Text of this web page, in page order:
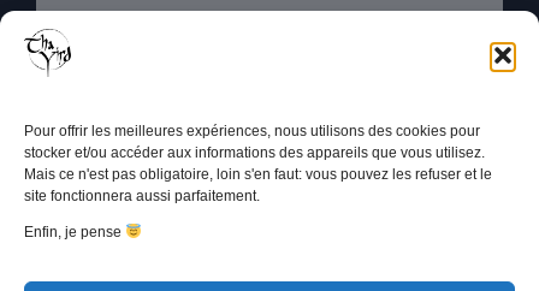
Pour offrir les meilleures expériences, nous utilisons des cookies pour
stocker et/ou accéder aux informations des appareils que vous utilisez.
Mais ce n'est pas obligatoire, loin s'en faut: vous pouvez les refuser et le
site fonctionnera aussi parfaitement.
Enfin, je pense
Tha Yirdvit dans le monde coopératif et fait partie de la
ScopCAE Mosaïque